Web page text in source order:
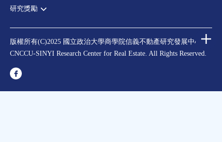
設置辦法
指導委員
中心成員
聯絡我們
法律新訊
全部活動
理財規劃講座
不動產學程支援
研究獎勵
住宅學會論文獎支援
都市計劃學會論文獎支援
版權所有(C)2025 國立政治大學商學院信義不動產研究發展中心
CNCCU-SINYI Research Center for Real Estate. All Rights Reserved.